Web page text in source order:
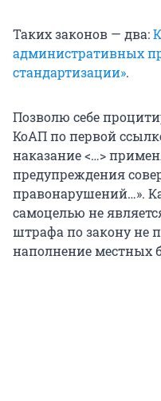
Таких законов — два:
административных
стандартизации».
Позволю себе
КоАП по первой
наказание <…>
предупреждения
правонарушений…».
самоцелью не
штрафа по закону не
наполнение местных